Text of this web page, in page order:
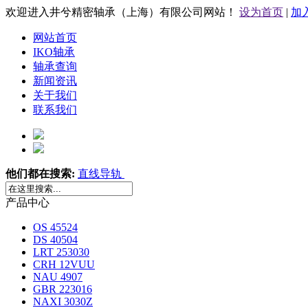
欢迎进入井兮精密轴承（上海）有限公司网站！ 设为首页 | 加
网站首页
IKO轴承
轴承查询
新闻资讯
关于我们
联系我们
他们都在搜索: 直线导轨
产品中心
OS 45524
DS 40504
LRT 253030
CRH 12VUU
NAU 4907
GBR 223016
NAXI 3030Z